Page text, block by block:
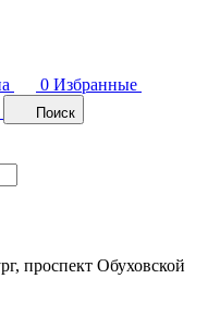
0 Избранные
Поиск
проспект Обуховской